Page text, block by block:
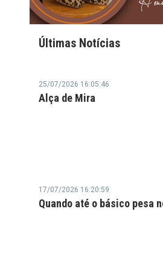
Últimas Notícias
25/07/2026 16:05:46
Alça de Mira
17/07/2026 16:20:59
Quando até o básico pesa